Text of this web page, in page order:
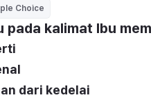
Choice
pada kalimat Ibu
dari kedelai